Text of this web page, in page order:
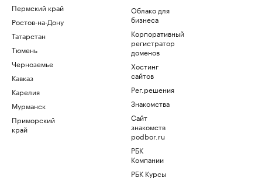
Пермский край
Ростов-на-Дону
Татарстан
Тюмень
Черноземье
Кавказ
Карелия
Мурманск
Приморский
край
Облако для
бизнеса
Корпоративный
регистратор
доменов
Хостинг
сайтов
Рег.решения
Знакомства
Сайт
знакомств
podbor.ru
РБК
Компании
РБК Курсы